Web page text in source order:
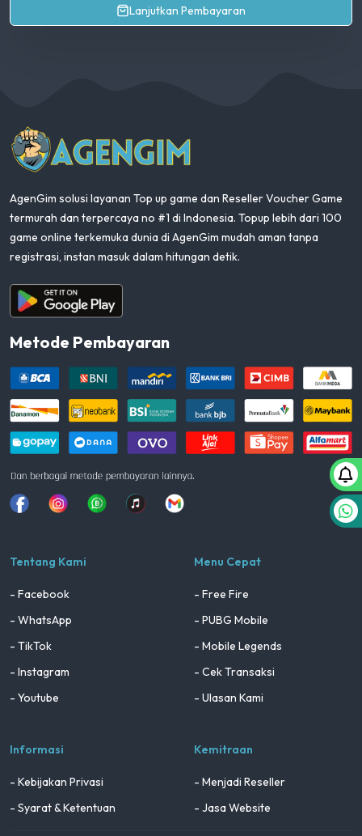
Lanjutkan Pembayaran
AgenGim
AgenGim solusi layanan Top up game dan Reseller Voucher Game
termurah dan terpercaya no #1 di Indonesia. Topup lebih dari 100
game online terkemuka dunia di AgenGim mudah aman tanpa
registrasi, instan masuk dalam hitungan detik.
Aplikasi Android
Metode Pembayaran
FacebookInstagramWhatsapp
Tiktok youtube
Tentang Kami
- Facebook
- WhatsApp
- TikTok
- Instagram
- Youtube
Informasi
- Kebijakan Privasi
- Syarat & Ketentuan
Menu Cepat
- Free Fire
- PUBG Mobile
- Mobile Legends
- Cek Transaksi
- Ulasan Kami
Kemitraan
- Menjadi Reseller
- Jasa Website